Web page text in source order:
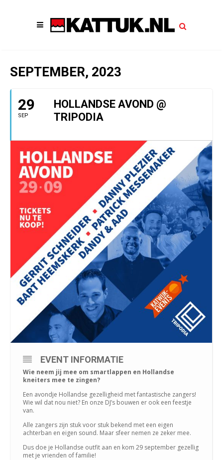
SEPTEMBER, 2023
29
SEP
HOLLANDSE AVOND @
TRIPODIA
EVENT INFORMATIE
Wie neem jij mee om smartlappen en Hollandse
kneiters mee te zingen?
Een avondje Hollandse gezelligheid met fantastische zangers!
Wie wil dat nou niet? En onze DJ’s bouwen er ook een feestje
van.
Alle zangers zijn stuk voor stuk bekend met een eigen
achterban en eigen sound. Maar sfeer nemen ze zeker mee.
Dus doe je Hollandse outfit aan en kom 29 september gezellig
met je vrienden of familie!